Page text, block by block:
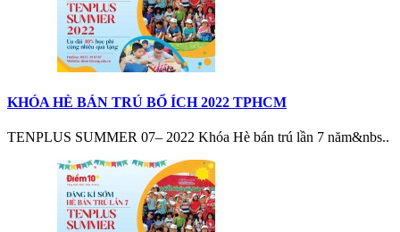
KHÓA HÈ BÁN TRÚ BỔ ÍCH 2022 TPHCM
TENPLUS SUMMER 07– 2022 Khóa Hè bán trú lần 7 năm&nbs..